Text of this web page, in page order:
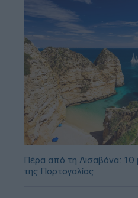
Πέρα από τη Λισαβόνα: 10
της Πορτογαλίας